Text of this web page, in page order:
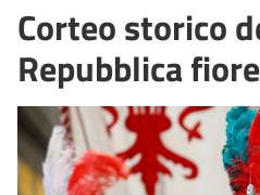
Corteo storico
Repubblica